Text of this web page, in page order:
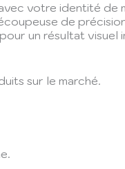
votre identité de
de
un résultat visuel
sur le marché.